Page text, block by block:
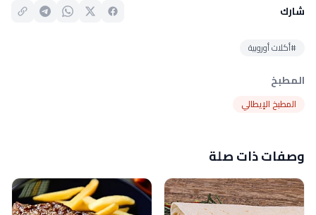
شارك
#أكلات أوروبية
المطبخ
المطبخ الإيطالي
وصفات ذات صلة